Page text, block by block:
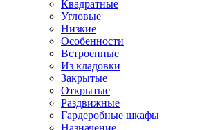
Квадратные
Угловые
Низкие
Особенности
Встроенные
Из кладовки
Закрытые
Открытые
Раздвижные
Гардеробные шкафы
Назначение